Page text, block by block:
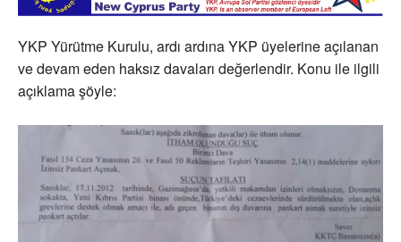
YKP Yürütme Kurulu, ardı ardına YKP üyelerine açılanan
ve devam eden haksız davaları değerlendir. Konu ile ilgili
açıklama şöyle: